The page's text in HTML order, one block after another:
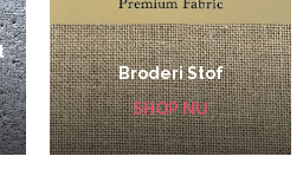
Broderi Stof
SHOP NU